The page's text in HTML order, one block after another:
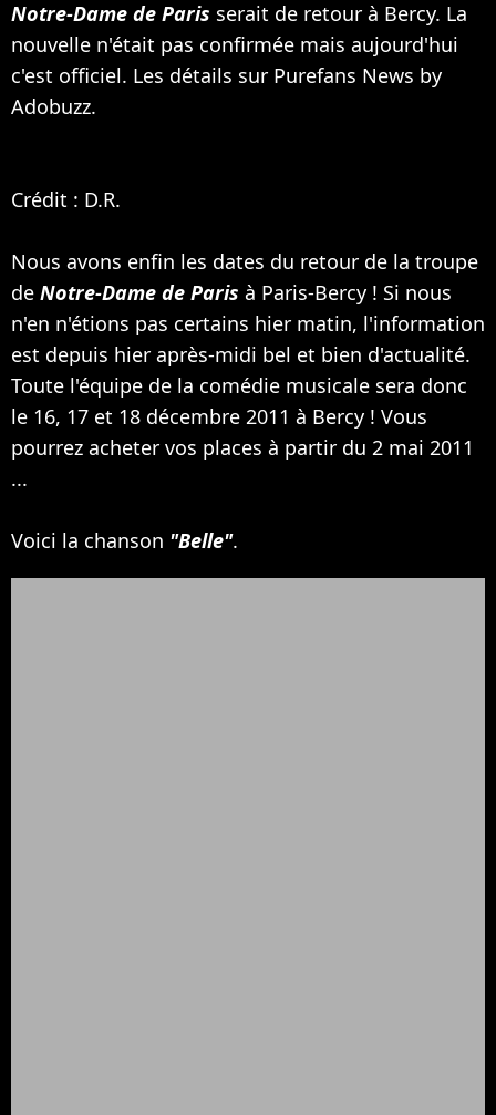
Notre-Dame de Paris serait de retour à Bercy. La
nouvelle n'était pas confirmée mais aujourd'hui
c'est officiel. Les détails sur Purefans News by
Adobuzz.
Crédit : D.R.
Nous avons enfin les dates du retour de la troupe
de Notre-Dame de Paris à Paris-Bercy ! Si nous
n'en n'étions pas certains hier matin, l'information
est depuis hier après-midi bel et bien d'actualité.
Toute l'équipe de la comédie musicale sera donc
le 16, 17 et 18 décembre 2011 à Bercy ! Vous
pourrez acheter vos places à partir du 2 mai 2011
...
Voici la chanson "Belle".